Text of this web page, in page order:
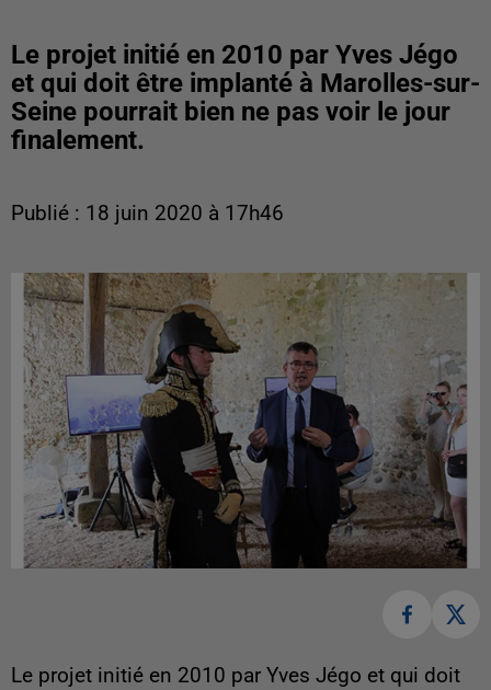
Le projet initié en 2010 par Yves Jégo
et qui doit être implanté à Marolles-sur-
Seine pourrait bien ne pas voir le jour
finalement.
Publié : 18 juin 2020 à 17h46
Le projet initié en 2010 par Yves Jégo et qui doit